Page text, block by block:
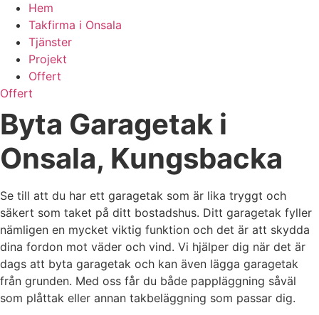
Hem
Takfirma i Onsala
Tjänster
Projekt
Offert
Offert
Byta Garagetak i
Onsala, Kungsbacka
Se till att du har ett garagetak som är lika tryggt och
säkert som taket på ditt bostadshus. Ditt garagetak fyller
nämligen en mycket viktig funktion och det är att skydda
dina fordon mot väder och vind. Vi hjälper dig när det är
dags att byta garagetak och kan även lägga garagetak
från grunden. Med oss får du både pappläggning såväl
som plåttak eller annan takbeläggning som passar dig.